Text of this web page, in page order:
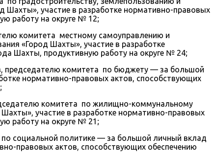
Шахты», участие в разработке нормативно-правовых
работу на округе № 12;
комитета местному самоуправлению и
«Город Шахты», участие в разработке
Шахты, продуктивную работу на округе № 24;
председателю комитета по бюджету — за большой
нормативно-правовых актов, способствующих
комитета по жилищно-коммунальному
участие в разработке нормативно-правовых
работу на округе № 21;
социальной политике — за большой личный вклад
правовых актов, способствующих обеспечению